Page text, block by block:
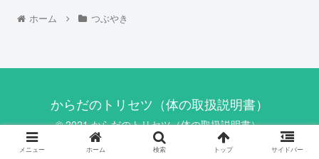
ホーム つぶやき
からだのトリセツ（体の取扱説明書）
© 2021 からだのトリセツ（体の取扱説明書）.
メニュー ホーム 検索 トップ サイドバー